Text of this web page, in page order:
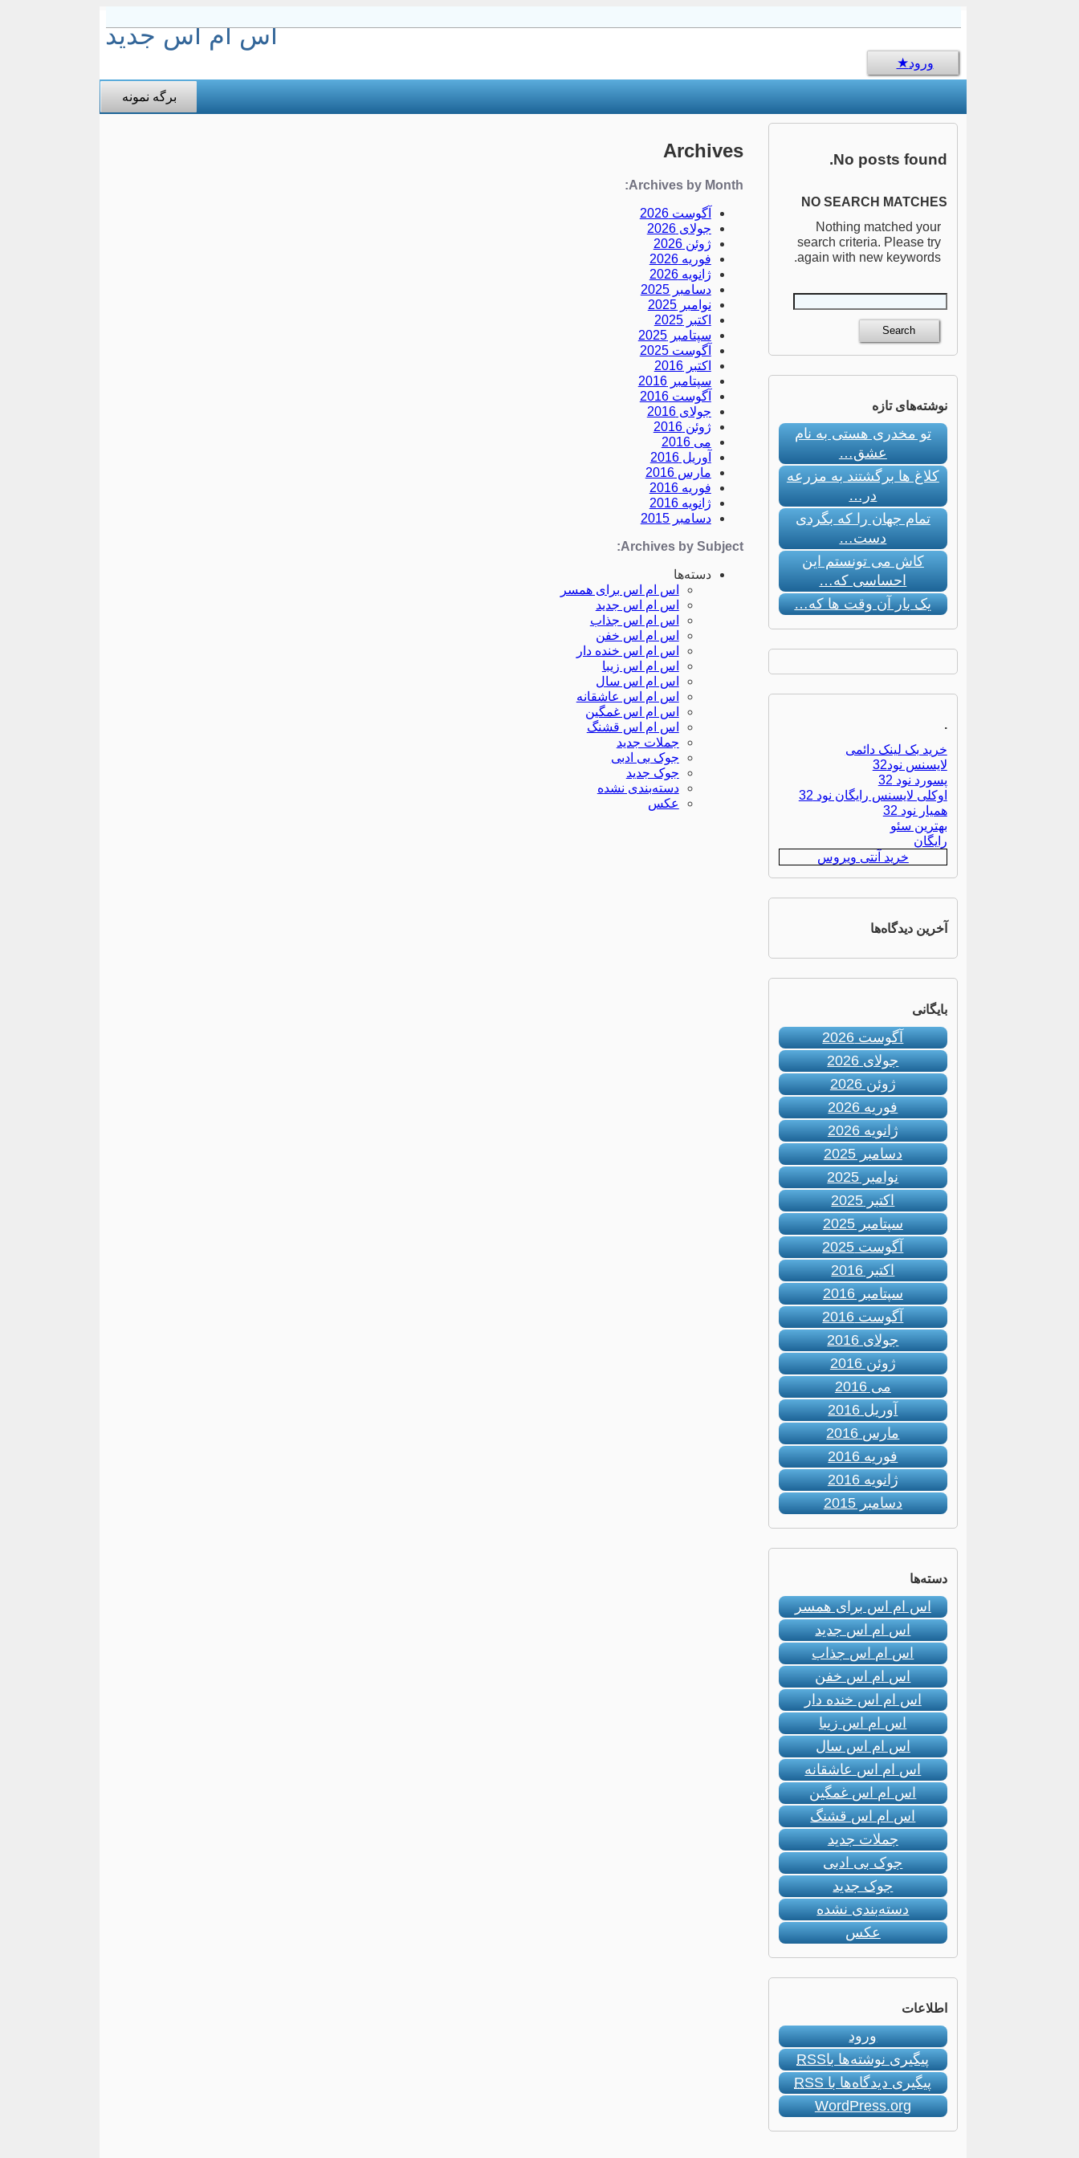
اس ام اس جدید
ورود
برگه نمونه
Archives
Archives by Month:
آگوست 2026
جولای 2026
ژوئن 2026
فوریه 2026
ژانویه 2026
دسامبر 2025
نوامبر 2025
اکتبر 2025
سپتامبر 2025
آگوست 2025
اکتبر 2016
سپتامبر 2016
آگوست 2016
جولای 2016
ژوئن 2016
می 2016
آوریل 2016
مارس 2016
فوریه 2016
ژانویه 2016
دسامبر 2015
Archives by Subject:
دسته‌ها
اس ام اس برای همسر
اس ام اس جدید
اس ام اس جذاب
اس ام اس خفن
اس ام اس خنده دار
اس ام اس زیبا
اس ام اس سال
اس ام اس عاشقانه
اس ام اس غمگین
اس ام اس قشنگ
جملات جدید
جوک بی ادبی
جوک جدید
دسته‌بندی نشده
عکس
No posts found.
NO SEARCH MATCHES
Nothing matched your
search criteria. Please try
again with new keywords.
نوشته‌های تازه
تو مخدری هستی به نام
عشق…
کلاغ ها برگشتند به مزرعه
در…
تمام جهان را که بگردی
دست…
کاش می تونستم این
احساسی که…
یک بار آن وقت ها که…
.
خرید بک لینک دائمی
لایسنس نود32
پسورد نود 32
اوکلی لایسنس رایگان نود 32
همیار نود 32
بهترین سئو
رایگان
خرید آنتی ویروس
آخرین دیدگاه‌ها
بایگانی
آگوست 2026
جولای 2026
ژوئن 2026
فوریه 2026
ژانویه 2026
دسامبر 2025
نوامبر 2025
اکتبر 2025
سپتامبر 2025
آگوست 2025
اکتبر 2016
سپتامبر 2016
آگوست 2016
جولای 2016
ژوئن 2016
می 2016
آوریل 2016
مارس 2016
فوریه 2016
ژانویه 2016
دسامبر 2015
دسته‌ها
اس ام اس برای همسر
اس ام اس جدید
اس ام اس جذاب
اس ام اس خفن
اس ام اس خنده دار
اس ام اس زیبا
اس ام اس سال
اس ام اس عاشقانه
اس ام اس غمگین
اس ام اس قشنگ
جملات جدید
جوک بی ادبی
جوک جدید
دسته‌بندی نشده
عکس
اطلاعات
ورود
پیگیری نوشته‌ها باRSS
پیگیری دیدگاه‌ها باRSS
WordPress.org